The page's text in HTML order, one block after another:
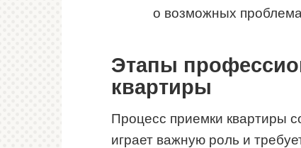
о возможных
Этапы
квартиры
Процесс приемки квартиры
играет важную роль и